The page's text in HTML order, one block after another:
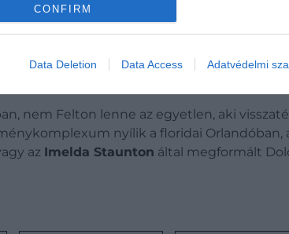
CONFIRM
Data Deletion Data Access Adatvédelmi
nem Felton lenne az egyetlen, aki
nyílik a floridai
az Imelda Staunton által megformált